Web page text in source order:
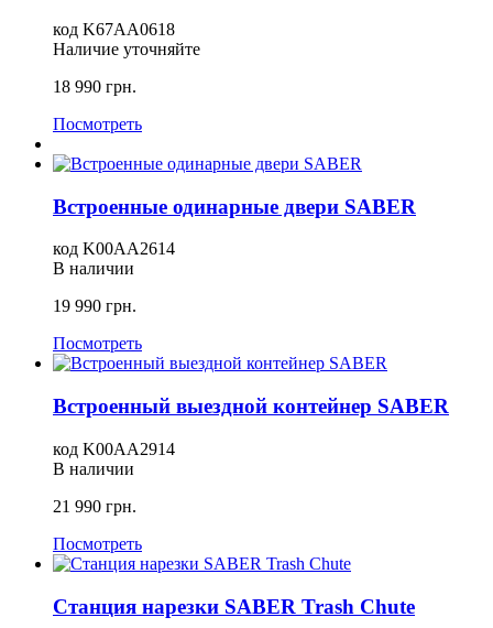
код K67AA0618
Наличие уточняйте
18 990 грн.
Посмотреть
Встроенные одинарные двери SABER
код K00AA2614
В наличии
19 990 грн.
Посмотреть
Встроенный выездной контейнер SABER
код K00AA2914
В наличии
21 990 грн.
Посмотреть
Станция нарезки SABER Trash Chute